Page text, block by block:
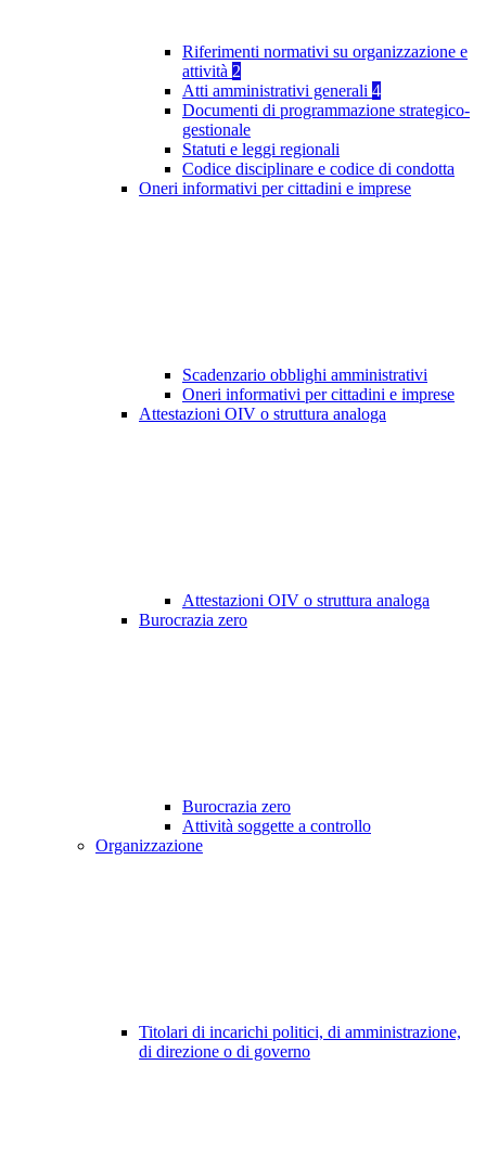
Riferimenti normativi su organizzazione e
attività 2
Atti amministrativi generali 4
Documenti di programmazione strategico-
gestionale
Statuti e leggi regionali
Codice disciplinare e codice di condotta
Oneri informativi per cittadini e imprese
Scadenzario obblighi amministrativi
Oneri informativi per cittadini e imprese
Attestazioni OIV o struttura analoga
Attestazioni OIV o struttura analoga
Burocrazia zero
Burocrazia zero
Attività soggette a controllo
Organizzazione
Titolari di incarichi politici, di amministrazione,
di direzione o di governo